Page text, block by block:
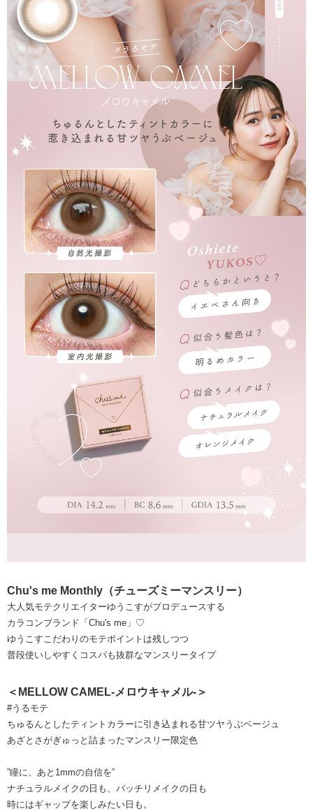
Chu's me Monthly（チューズミーマンスリー）
大人気モテクリエイターゆうこすがプロデュースする
カラコンブランド「Chu's me」♡
ゆうこすこだわりのモテポイントは残しつつ
普段使いしやすくコスパも抜群なマンスリータイプ
＜MELLOW CAMEL-メロウキャメル-＞
#うるモテ
ちゅるんとしたティントカラーに引き込まれる甘ツヤうぶベージュ
あざとさがぎゅっと詰まったマンスリー限定色
”瞳に、あと1mmの自信を”
ナチュラルメイクの日も、バッチリメイクの日も
時にはギャップを楽しみたい日も。